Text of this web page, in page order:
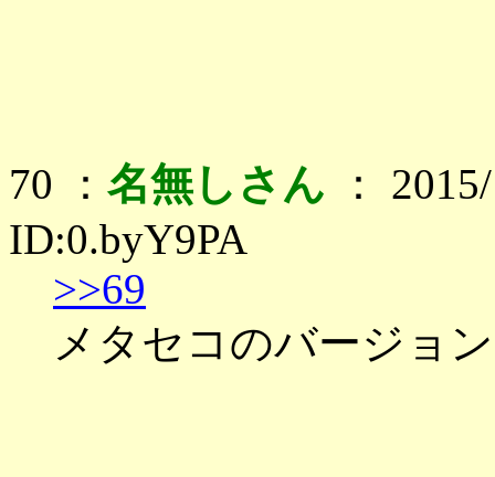
70 ： 名無しさん ：
ID:0.byY9PA
>>69
メタセコのバージョ